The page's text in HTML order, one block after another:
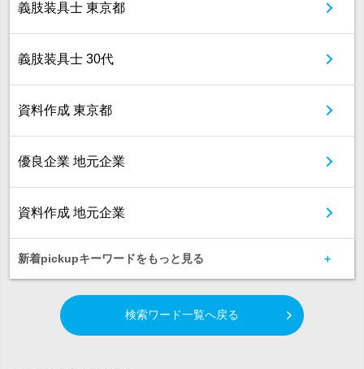
義肢装具士 東京都
義肢装具士 30代
資料作成 東京都
優良企業 地元企業
資料作成 地元企業
新着pickupキーワードをもっと見る
検索ワード一覧へ戻る